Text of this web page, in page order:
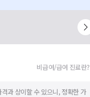
비급여/급여 진료란?
과 상이할 수 있으니, 정확한 가